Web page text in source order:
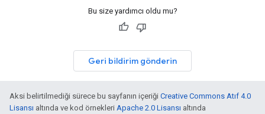
Bu size yardımcı oldu mu?
Geri bildirim gönderin
Aksi belirtilmediği sürece bu sayfanın içeriği Creative Commons Atıf 4.0
Lisansı altında ve kod örnekleri Apache 2.0 Lisansı altında